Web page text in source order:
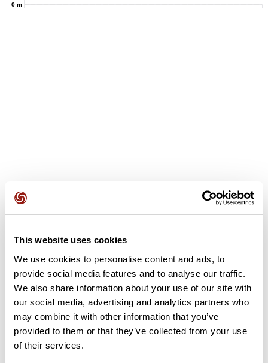
This website uses cookies
We use cookies to personalise content and ads, to
provide social media features and to analyse our traffic.
We also share information about your use of our site with
our social media, advertising and analytics partners who
may combine it with other information that you’ve
provided to them or that they’ve collected from your use
of their services.
0 m
Recensioni degli utenti
Questo percorso non contiene ancora alcuna recensione.
Aggiungi una recensione